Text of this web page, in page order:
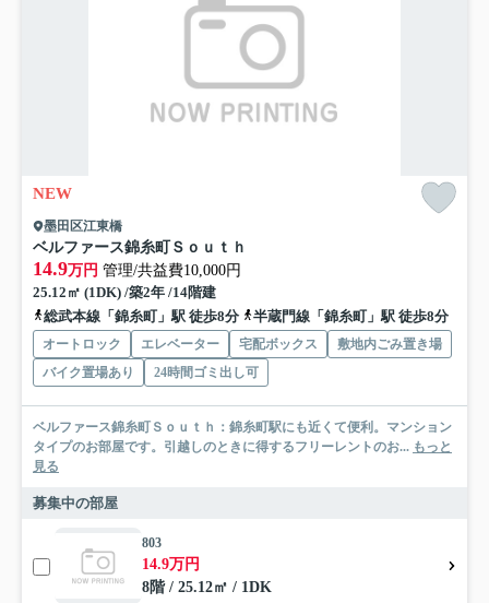
NEW
墨田区江東橋
ベルファース錦糸町Ｓｏｕｔｈ
14.9万円 管理/共益費10,000円
25.12㎡ (1DK) /築2年 /14階建
総武本線「錦糸町」駅 徒歩8分
半蔵門線「錦糸町」駅 徒歩8分
オートロック エレベーター 宅配ボックス
敷地内ごみ置き場
バイク置場あり
24時間ゴミ出し可
ベルファース錦糸町Ｓｏｕｔｈ：錦糸町駅にも近くて便利。マンション
タイプのお部屋です。引越しのときに得するフリーレントのお... もっと
見る
募集中の部屋
803
14.9万円
8階 / 25.12㎡ / 1DK